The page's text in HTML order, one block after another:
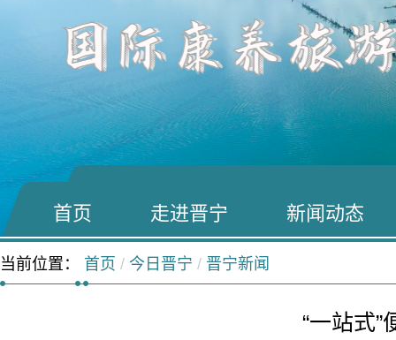
首页 走进晋宁 新闻动态
当前位置： 首页 / 今日晋宁 / 晋宁新闻
“一站式